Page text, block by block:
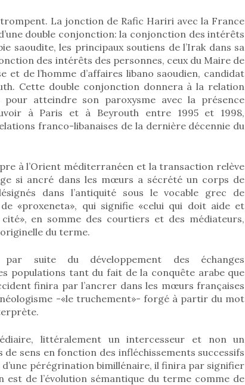
La jonction de Rafic Hariri avec la France
double conjonction: la conjonction des intérêts
saoudite, les principaux soutiens de l’Irak dans sa
des intérêts des personnes, ceux du Maire de
et de l’homme d’affaires libano saoudien, candidat
Cette double conjonction donnera à la relation
atteindre son paroxysme avec la présence
à Paris et à Beyrouth entre 1995 et 1998,
franco-libanaises de la dernière décennie du
à l’Orient méditerranéen et la transaction relève
si ancré dans les mœurs a sécrété un corps de
dans l’antiquité sous le vocable grec de
«proxeneta», qui signifie «celui qui doit aide et
en somme des courtiers et des médiateurs,
du terme.
suite du développement des échanges
populations tant du fait de la conquête arabe que
finira par l’ancrer dans les mœurs françaises
-«le truchement»- forgé à partir du mot
littéralement un intercesseur et non un
sens en fonction des infléchissements successifs
pérégrination bimillénaire, il finira par signifier
de l’évolution sémantique du terme comme de